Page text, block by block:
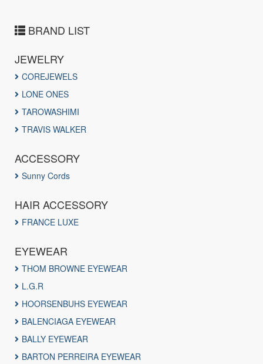
BRAND LIST
JEWELRY
COREJEWELS
LONE ONES
TAROWASHIMI
TRAVIS WALKER
ACCESSORY
Sunny Cords
HAIR ACCESSORY
FRANCE LUXE
EYEWEAR
THOM BROWNE EYEWEAR
L.G.R
HOORSENBUHS EYEWEAR
BALENCIAGA EYEWEAR
BALLY EYEWEAR
BARTON PERREIRA EYEWEAR